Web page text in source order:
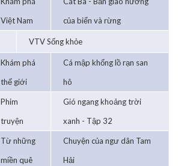
Việt Nam
của biển và rừng
VTV Sống khỏe
Khám phá
thế giới
Cá mập khổng lồ rạn san
hô
Phim
truyện
Gió ngang khoảng trời
xanh - Tập 32
Từ những
miền quê
Chuyện của ngư dân Tam
Hải